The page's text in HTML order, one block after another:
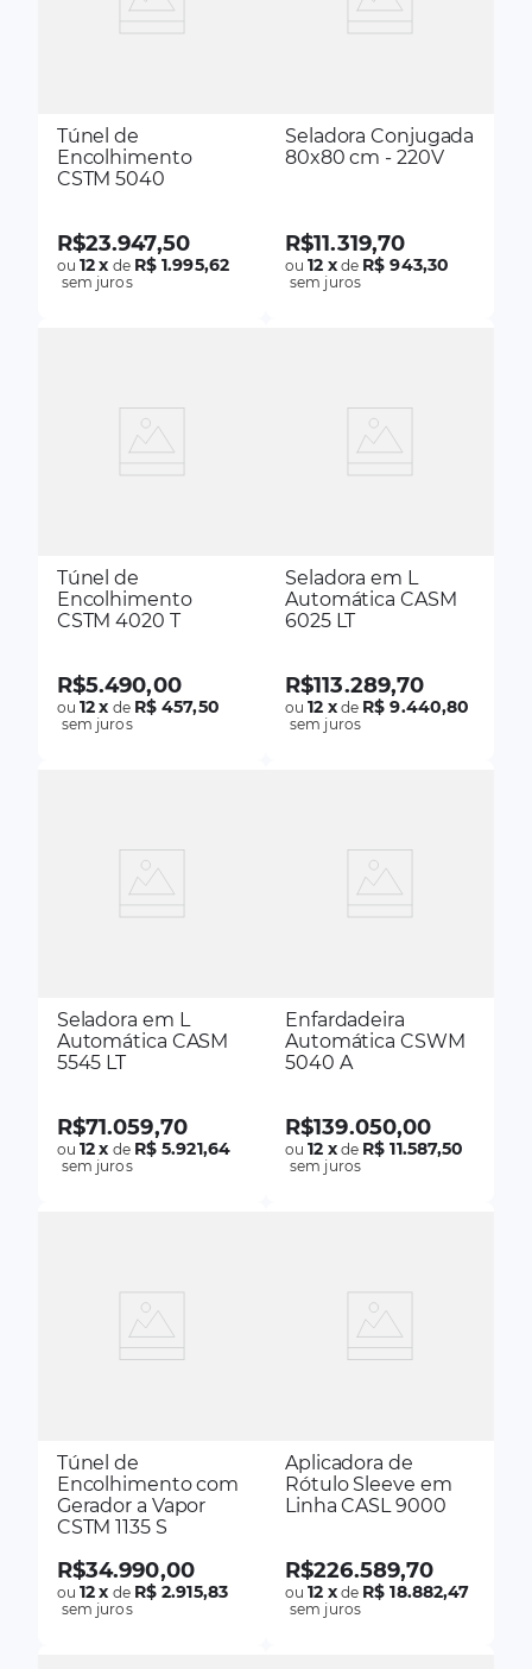
Túnel de
Encolhimento
CSTM 5040
R$23.947,50
ou12x de R$ 1.995,62
sem juros
Seladora Conjugada
80x80 cm - 220V
R$11.319,70
ou12 xde R$ 943,30
sem juros
Túnel de
Encolhimento
CSTM 4020 T
R$5.490,00
ou12x de R$ 457,50
sem juros
Seladora em L
Automática CASM
6025 LT
R$113.289,70
ou12 xde R$ 9.440,80
sem juros
Seladora em L
Automática CASM
5545 LT
R$71.059,70
ou12x de R$ 5.921,64
sem juros
Enfardadeira
Automática CSWM
5040 A
R$139.050,00
ou12 xde R$ 11.587,50
sem juros
Túnel de
Encolhimento com
Gerador a Vapor
CSTM 1135 S
R$34.990,00
ou12x de R$ 2.915,83
sem juros
Aplicadora de
Rótulo Sleeve em
Linha CASL 9000
R$226.589,70
ou12 xde R$ 18.882,47
sem juros